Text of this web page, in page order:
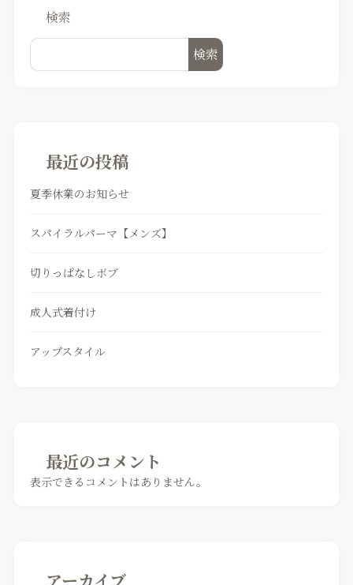
検索
検索
最近の投稿
夏季休業のお知らせ
スパイラルパーマ【メンズ】
切りっぱなしボブ
成人式着付け
アップスタイル
最近のコメント
表示できるコメントはありません。